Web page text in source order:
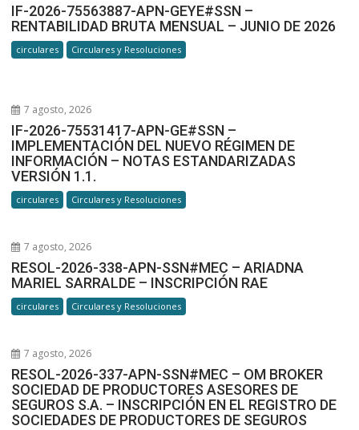
IF-2026-75563887-APN-GEYE#SSN –
RENTABILIDAD BRUTA MENSUAL – JUNIO DE 2026
circulares Circulares y Resoluciones
7 agosto, 2026
IF-2026-75531417-APN-GE#SSN –
IMPLEMENTACIÓN DEL NUEVO RÉGIMEN DE
INFORMACIÓN – NOTAS ESTANDARIZADAS
VERSIÓN 1.1.
circulares Circulares y Resoluciones
7 agosto, 2026
RESOL-2026-338-APN-SSN#MEC – ARIADNA
MARIEL SARRALDE – INSCRIPCIÓN RAE
circulares Circulares y Resoluciones
7 agosto, 2026
RESOL-2026-337-APN-SSN#MEC – OM BROKER
SOCIEDAD DE PRODUCTORES ASESORES DE
SEGUROS S.A. – INSCRIPCIÓN EN EL REGISTRO DE
SOCIEDADES DE PRODUCTORES DE SEGUROS